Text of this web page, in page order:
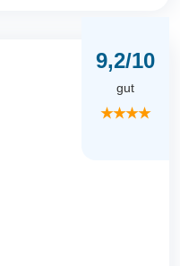
9,2/10
gut
★★★★